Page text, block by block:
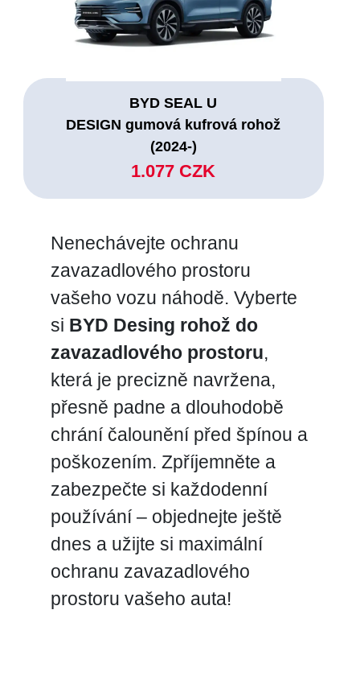
BYD SEAL U
DESIGN gumová kufrová rohož
(2024-)
1.077 CZK
Nenechávejte ochranu
zavazadlového prostoru
vašeho vozu náhodě. Vyberte
si BYD Desing rohož do
zavazadlového prostoru,
která je precizně navržena,
přesně padne a dlouhodobě
chrání čalounění před špínou a
poškozením. Zpříjemněte a
zabezpečte si každodenní
používání – objednejte ještě
dnes a užijte si maximální
ochranu zavazadlového
prostoru vašeho auta!